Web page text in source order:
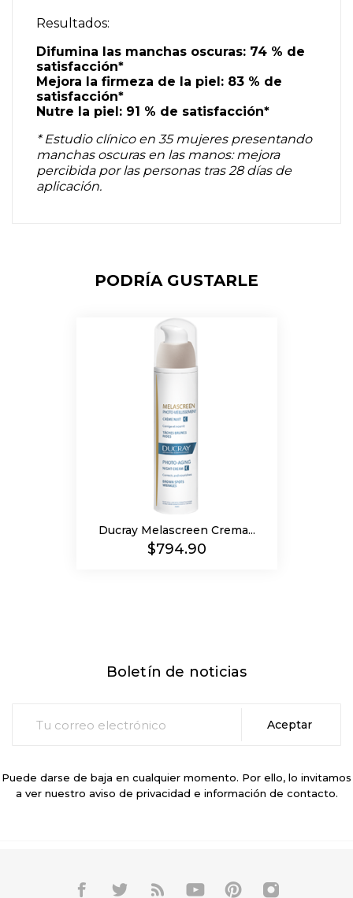
Resultados:
Difumina las manchas oscuras: 74 % de
satisfacción*
Mejora la firmeza de la piel: 83 % de
satisfacción*
Nutre la piel: 91 % de satisfacción*
* Estudio clínico en 35 mujeres presentando
manchas oscuras en las manos: mejora
percibida por las personas tras 28 días de
aplicación.
PODRÍA GUSTARLE
Ducray Melascreen Crema...
Precio
$794.90
Boletín de noticias
Puede darse de baja en cualquier momento. Por ello, lo invitamos
a ver nuestro aviso de privacidad e información de contacto.